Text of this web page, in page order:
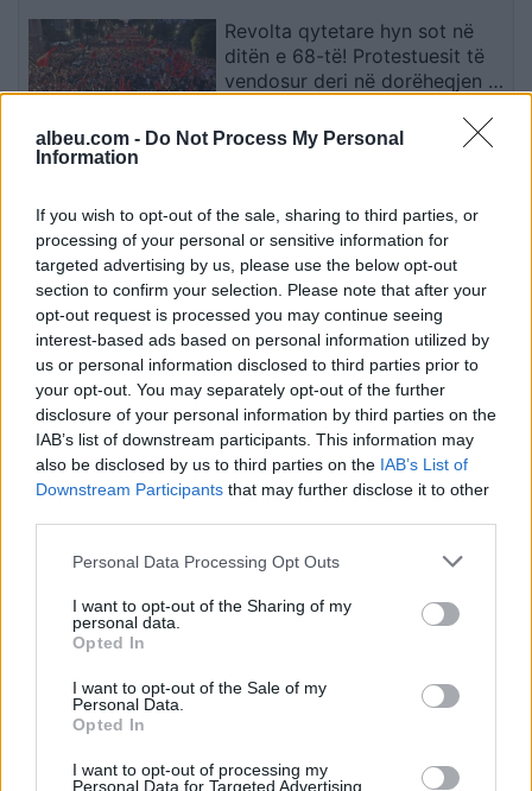
albeu.com - Do Not Process My Personal
Information
If you wish to opt-out of the sale, sharing to third parties, or
processing of your personal or sensitive information for
targeted advertising by us, please use the below opt-out
section to confirm your selection. Please note that after your
opt-out request is processed you may continue seeing
interest-based ads based on personal information utilized by
us or personal information disclosed to third parties prior to
your opt-out. You may separately opt-out of the further
disclosure of your personal information by third parties on the
IAB’s list of downstream participants. This information may
also be disclosed by us to third parties on the IAB’s List of
Downstream Participants that may further disclose it to other
Personal Data Processing Opt Outs
I want to opt-out of the Sharing of my
personal data.
Opted In
I want to opt-out of the Sale of my
Personal Data.
Opted In
I want to opt-out of processing my
Personal Data for Targeted Advertising.
Revolta qytetare hyn sot në
ditën e 68-të! Protestuesit të
vendosur deri në dorëheqjen e
tyre për të punuar! Numrin më
të madhe të lejeve të qëndrimit
e kanë…
Esim for USA|Esim for Italy| Esim for Spain | Esim